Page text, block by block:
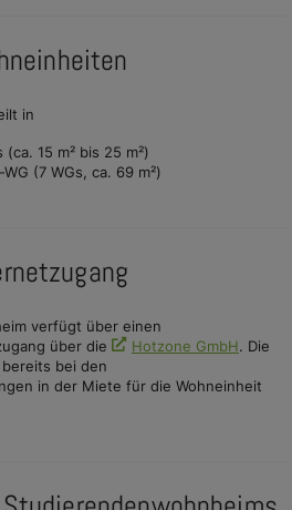
in
15 m² bis 25 m²)
(7 WGs, ca. 69 m²)
verfügt über einen
über die
Hotzone GmbH. Die
bei den
in der Miete für die Wohneinheit